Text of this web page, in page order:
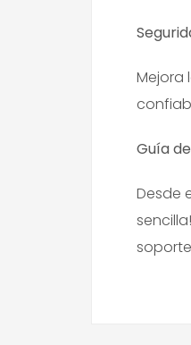
Mejora
Guía
Desde